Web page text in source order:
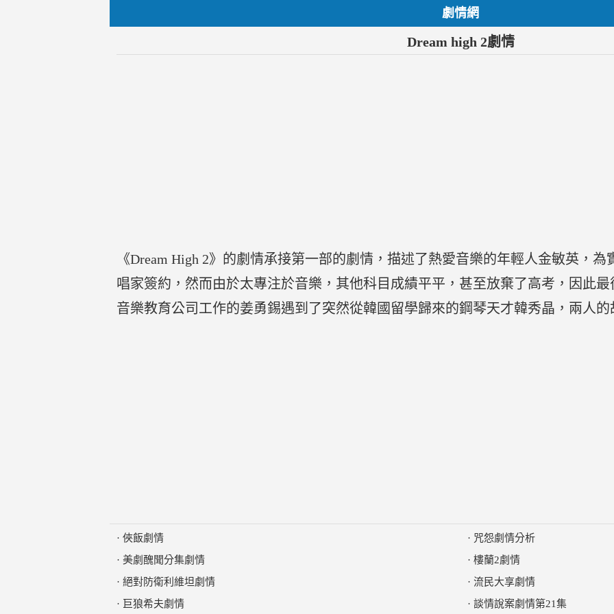
劇情網
Dream high 2劇情
《Dream High 2》的劇情承接第一部的劇情，描述了熱愛音樂的年輕人金敏英，
唱家簽約，然而由於太專注於音樂，其他科目成績平平，甚至放棄了高考，因此
音樂教育公司工作的姜勇錫遇到了突然從韓國留學歸來的鋼琴天才韓秀晶，兩人的
· 俠飯劇情
· 美劇醜聞分集劇情
· 絕對防衛利維坦劇情
· 巨狼希夫劇情
· 咒怨劇情分析
· 樓蘭2劇情
· 流民大享劇情
· 談情說案劇情第21集